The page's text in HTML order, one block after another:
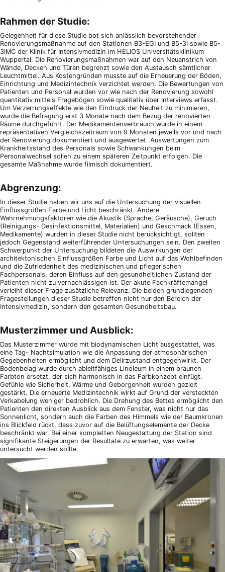
Rahmen der Studie:
Gelegenheit für diese Studie bot sich anlässlich bevorstehender
Renovierungsmaßnahme auf den Stationen B3-EGI und B5-3I sowie B5-
3IMC der Klinik für Intensivmedizin im HELIOS Universitätsklinikum
Wuppertal. Die Renovierungsmaßnahmen war auf den Neuanstrich von
Wände, Decken und Türen begrenzt sowie den Austausch sämtlicher
Leuchtmittel. Aus Kostengründen musste auf die Erneuerung der Böden,
Einrichtung und Medizintechnik verzichtet werden. Die Bewertungen von
Patienten und Personal wurden vor wie nach der Renovierung sowohl
quantitativ mittels Fragebögen sowie qualitativ über Interviews erfasst.
Um Verzerrungseffekte wie den Eindruck der Neuheit zu minimieren,
wurde die Befragung erst 3 Monate nach dem Bezug der renovierten
Räume durchgeführt. Der Medikamentenverbrauch wurde in einem
repräsentativen Vergleichszeitraum von 9 Monaten jeweils vor und nach
der Renovierung dokumentiert und ausgewertet. Auswertungen zum
Krankheitsstand des Personals sowie Schwankungen beim
Personalwechsel sollen zu einem späteren Zeitpunkt erfolgen. Die
gesamte Maßnahme wurde filmisch dokumentiert.
Abgrenzung:
In dieser Studie haben wir uns auf die Untersuchung der visuellen
Einflussgrößen Farbe und Licht beschränkt. Andere
Wahrnehmungsfaktoren wie die Akustik (Sprache, Geräusche), Geruch
(Reinigungs- Desinfektionsmittel, Materialien) und Geschmack (Essen,
Medikamente) wurden in dieser Studie nicht berücksichtigt, sollten
jedoch Gegenstand weiterführender Untersuchungen sein. Den zweiten
Schwerpunkt der Untersuchung bildeten die Auswirkungen der
architektonischen Einflussgrößen Farbe und Licht auf das Wohlbefinden
und die Zufriedenheit des medizinischen und pflegerischen
Fachpersonals, deren Einfluss auf den gesundheitlichen Zustand der
Patienten nicht zu vernachlässigen ist. Der akute Fachkräftemangel
verleiht dieser Frage zusätzliche Relevanz. Die beiden grundlegenden
Fragestellungen dieser Studie betreffen nicht nur den Bereich der
Intensivmedizin, sondern den gesamten Gesundheitsbau.
Musterzimmer und Ausblick:
Das Musterzimmer wurde mit biodynamischen Licht ausgestattet, was
eine Tag- Nachtsimulation wie die Anpassung der atmosphärischen
Gegebenheiten ermöglicht und dem Delirzustand entgegenwirkt. Der
Bodenbelag wurde durch ableitfähiges Linoleum in einem braunen
Farbton ersetzt, der sich harmonisch in das Farbkonzept einfügt.
Gefühle wie Sicherheit, Wärme und Geborgenheit wurden gezielt
gestärkt. Die erneuerte Medizintechnik wirkt auf Grund der versteckten
Verkabelung weniger bedrohlich. Die Drehung des Bettes ermöglicht den
Patienten den direkten Ausblick aus dem Fenster, was nicht nur das
Sonnenlicht, sondern auch die Farben des Himmels wie der Baumkronen
ins Blickfeld rückt, dass zuvor auf die Belüftungselemente der Decke
beschränkt war. Bei einer kompletten Neugestaltung der Station sind
signifikante Steigerungen der Resultate zu erwarten, was weiter
untersucht werden sollte.